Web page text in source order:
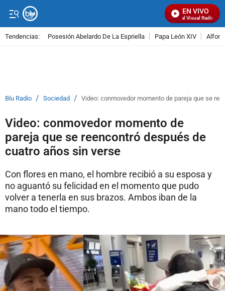
EN VIVO
Señal Visual Radio
Tendencias: Posesión Abelardo De La Espriella Papa León XIV
Blu Radio / Sociedad / Video: conmovedor momento de pareja que se
Video: conmovedor momento de
pareja que se reencontró después de
cuatro años sin verse
Con flores en mano, el hombre recibió a su esposa y
no aguantó su felicidad en el momento que pudo
volver a tenerla en sus brazos. Ambos iban de la
mano todo el tiempo.